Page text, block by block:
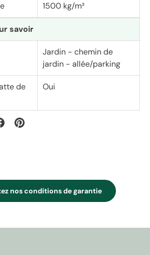
1500 kg/m³
savoir
Jardin - chemin de
jardin - allée/parking
de
Oui
nos conditions de garantie